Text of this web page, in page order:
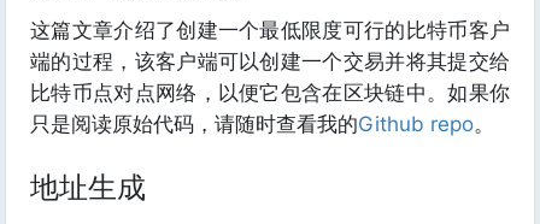
这篇文章介绍了创建一个最低限度可行的比特币客户
端的过程，该客户端可以创建一个交易并将其提交给
比特币点对点网络，以便它包含在区块链中。如果你
只是阅读原始代码，请随时查看我的Github repo。
地址生成